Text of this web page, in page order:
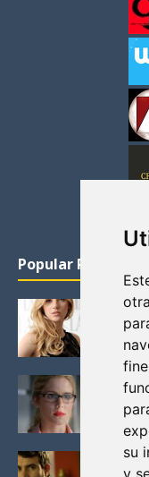
su
y
Popular Posts
Junio
MAS
BLACK